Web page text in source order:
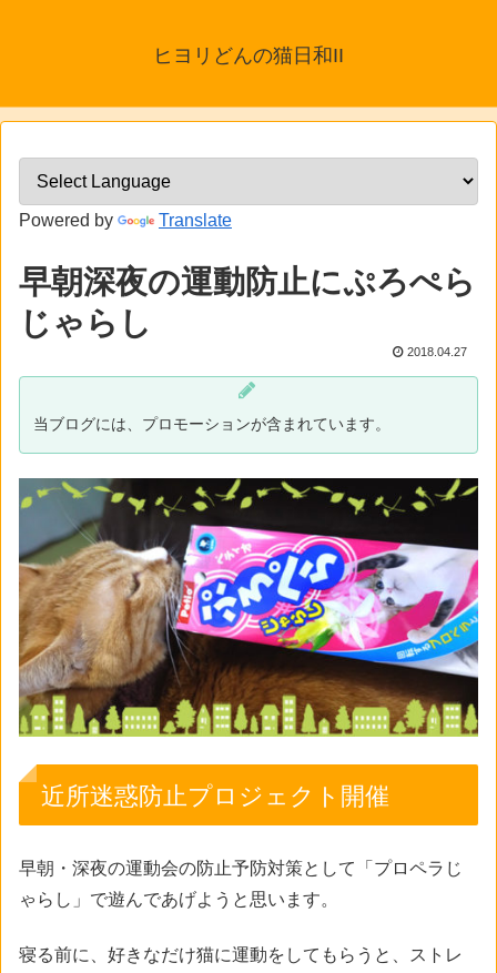
ヒヨリどんの猫日和II
Powered by Translate
早朝深夜の運動防止にぷろぺら
じゃらし
2018.04.27
当ブログには、プロモーションが含まれています。
近所迷惑防止プロジェクト開催
早朝・深夜の運動会の防止予防対策として「プロペラじ
ゃらし」で遊んであげようと思います。
寝る前に、好きなだけ猫に運動をしてもらうと、ストレ